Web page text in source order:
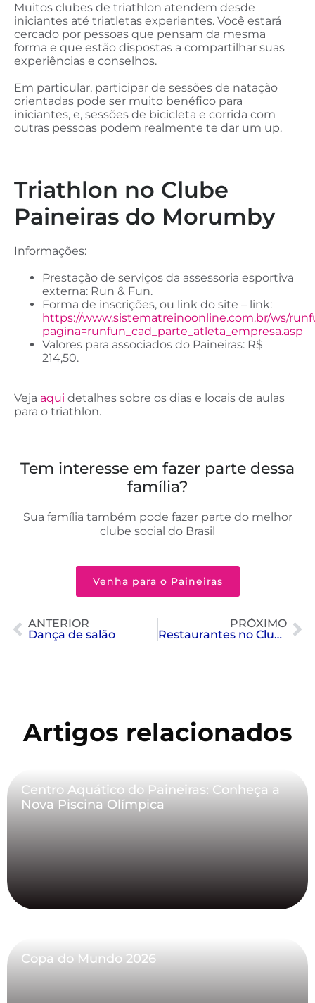
Muitos clubes de triathlon atendem desde
iniciantes até triatletas experientes. Você estará
cercado por pessoas que pensam da mesma
forma e que estão dispostas a compartilhar suas
experiências e conselhos.
Em particular, participar de sessões de natação
orientadas pode ser muito benéfico para
iniciantes, e, sessões de bicicleta e corrida com
outras pessoas podem realmente te dar um up.
Triathlon no Clube
Paineiras do Morumby
Informações:
Prestação de serviços da assessoria esportiva
externa: Run & Fun.
Forma de inscrições, ou link do site – link:
https://www.sistematreinoonline.com.br/ws/
pagina=runfun_cad_parte_atleta_empresa.asp
Valores para associados do Paineiras: R$
214,50.
Veja aqui detalhes sobre os dias e locais de aulas
para o triathlon.
Tem interesse em fazer parte dessa
família?
Sua família também pode fazer parte do melhor
clube social do Brasil
Venha para o Paineiras
ANTERIOR
Dança de salão
PRÓXIMO
Restaurantes no Clube Paineiras
Artigos relacionados
Centro Aquático do Paineiras: Conheça a
Nova Piscina Olímpica
Copa do Mundo 2026